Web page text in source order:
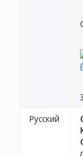
Русский